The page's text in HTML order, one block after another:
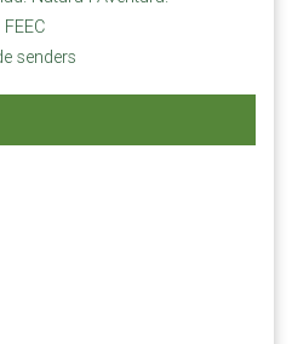
senders